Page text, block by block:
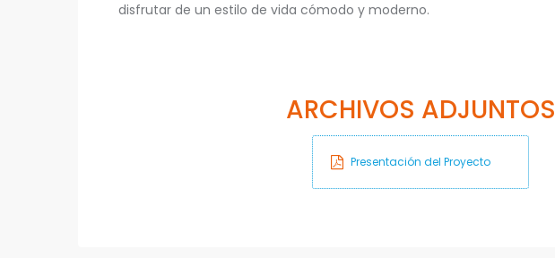
disfrutar de un estilo de vida cómodo y moderno.
ARCHIVOS ADJUNTOS
Presentación del Proyecto